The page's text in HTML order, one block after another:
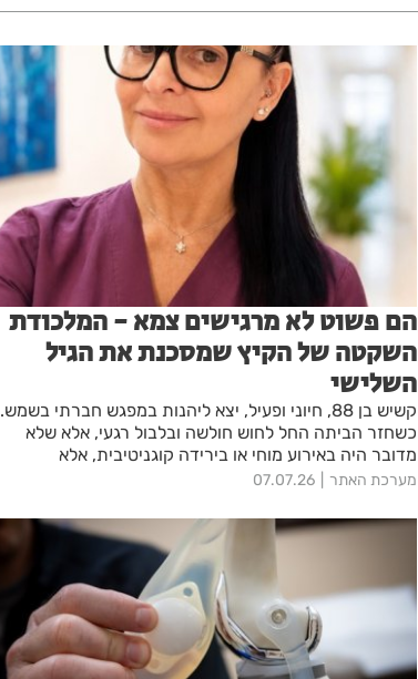
הם פשוט לא מרגישים צמא - המלכודת
השקטה של הקיץ שמסכנת את הגיל
השלישי
קשיש בן 88, חיוני ופעיל, יצא ליהנות במפגש חברתי בשמש.
כשחזר הביתה החל לחוש חולשה ובלבול רגעי, אלא שלא
מדובר היה באירוע מוחי או בירידה קוגניטיבית, אלא
בהתייבשות חמורה. מקרה רפואי במלר"ד מאוחדת במרכז
האבחון הרפואי במוקד הוא נקודת ההתחלה בלבד לטיפול
מערכת האתר 07.07.26